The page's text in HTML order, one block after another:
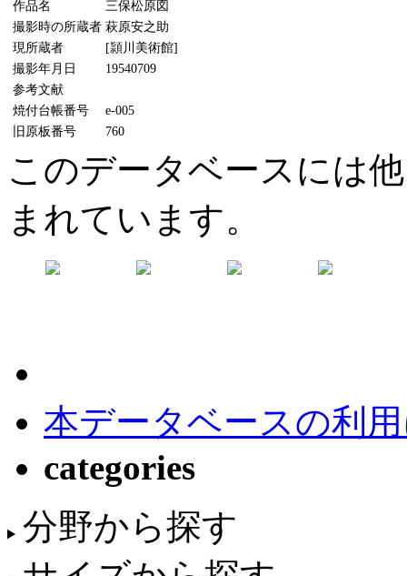
作品名
三保松原図
撮影時の所蔵者 萩原安之助
現所蔵者
[頴川美術館]
撮影年月日
19540709
参考文献
焼付台帳番号
e-005
旧原板番号
760
このデータベースには
まれています。
本データベースの利
categories
分野から探す